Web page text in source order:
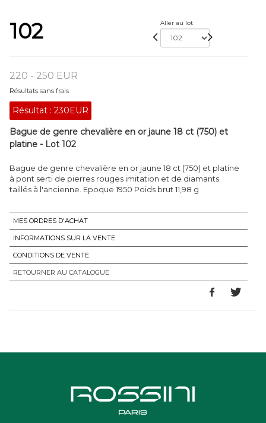
102 Aller au lot
220 - 250 EUR
Résultats sans frais
Résultat : 230EUR
Bague de genre chevalière en or jaune 18 ct (750) et
platine - Lot 102
Bague de genre chevalière en or jaune 18 ct (750) et platine
à pont serti de pierres rouges imitation et de diamants
taillés à l'ancienne. Epoque 1950 Poids brut 11,98 g
MES ORDRES D'ACHAT
INFORMATIONS SUR LA VENTE
CONDITIONS DE VENTE
RETOURNER AU CATALOGUE